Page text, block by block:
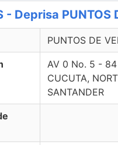
- Deprisa PUNTOS
PUNTOS DE
AV 0 No. 5 - 84
CUCUTA,
SANTANDER